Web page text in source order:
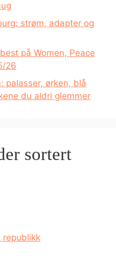
strøm, adapter og
på Women, Peace
26
palasser, ørken, blå
du aldri glemmer
sortert
republikk